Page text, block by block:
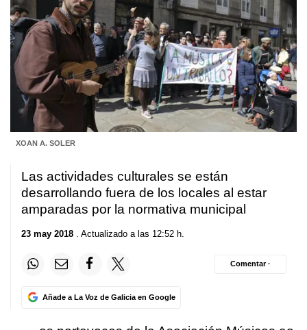
XOAN A. SOLER
Las actividades culturales se están
desarrollando fuera de los locales al estar
amparadas por la normativa municipal
23 may 2018 . Actualizado a las 12:52 h.
Añade a La Voz de Galicia en Google
Comentar ·